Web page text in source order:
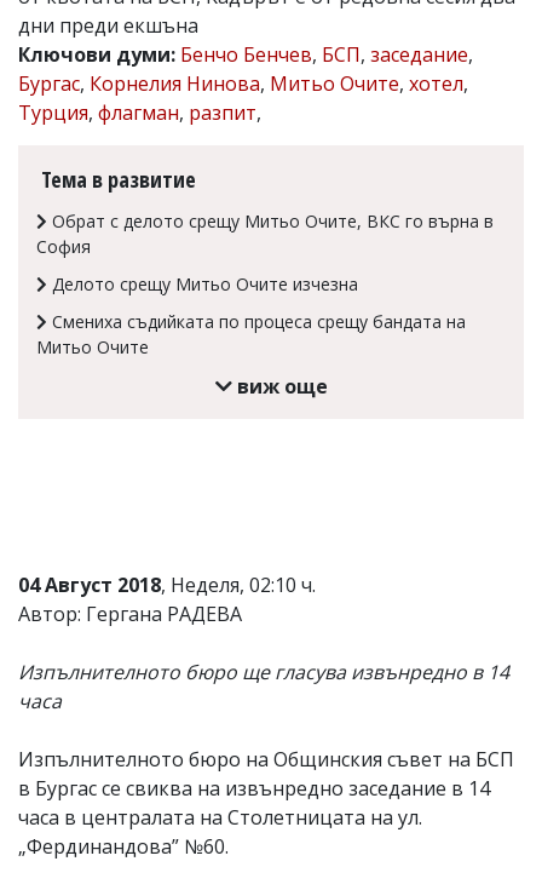
Коментарите
под
се
въвеждат
носи
Ако
откриете
дни преди екшъна
Ключови думи: Бенчо Бенчев, БСП, заседание,
Бургас, Корнелия Нинова, Митьо Очите, хотел,
Турция, флагман, разпит,
Тема в развитие
Обрат с делото срещу Митьо Очите, ВКС го върна в
София
Делото срещу Митьо Очите изчезна
Смениха съдийката по процеса срещу бандата на
Митьо Очите
виж още
04 Август 2018, Неделя, 02:10 ч.
Автор: Гергана РАДЕВА
Изпълнителното бюро ще гласува извънредно в 14
часа
Изпълнителното бюро на Общинския съвет на БСП
в Бургас се свиква на извънредно заседание в 14
часа в централата на Столетницата на ул.
„Фердинандова” №60.